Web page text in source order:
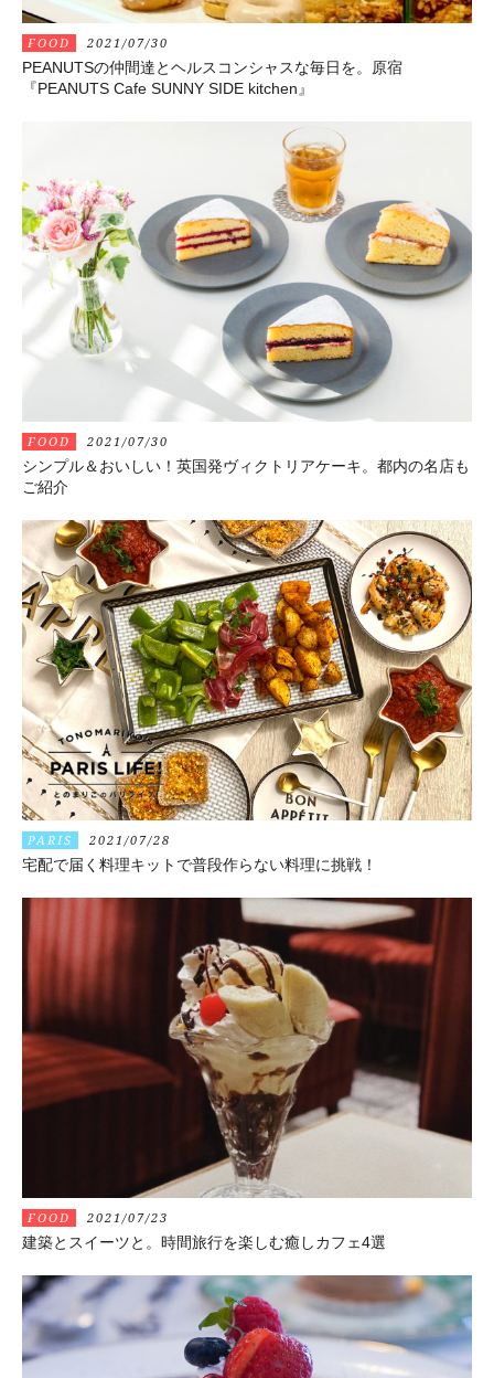
FOOD 2021/07/30
PEANUTSの仲間達とヘルスコンシャスな毎日を。原宿
『PEANUTS Cafe SUNNY SIDE kitchen』
FOOD 2021/07/30
シンプル＆おいしい！英国発ヴィクトリアケーキ。都内の名店も
ご紹介
PARIS 2021/07/28
宅配で届く料理キットで普段作らない料理に挑戦！
FOOD 2021/07/23
建築とスイーツと。時間旅行を楽しむ癒しカフェ4選